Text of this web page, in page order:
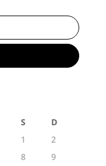
S
D
1
2
8
9